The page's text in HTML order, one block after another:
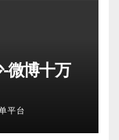
微博十万
平台